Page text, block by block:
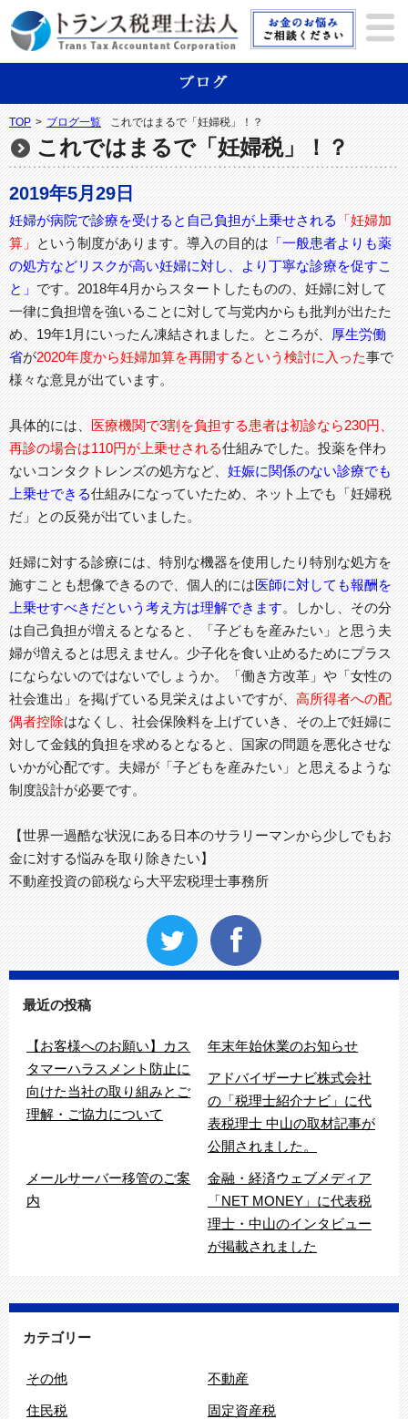
TOP > ブログ一覧 これではまるで「妊婦税」！？
これではまるで「妊婦税」！？
2019年5月29日
妊婦が病院で診療を受けると自己負担が上乗せされる 「妊婦加
算」 という制度があります。導入の目的は 「一般患者よりも薬
の処方などリスクが高い妊婦に対し、より丁寧な診療を促すこ
と」 です。2018年4月からスタートしたものの、妊婦に対して
一律に負担増を強いることに対して与党内からも批判が出たた
め、19年1月にいったん凍結されました。ところが、
厚生労働
省が2020年度から妊婦加算を再開するという検討に入った事で
様々な意見が出ています。
具体的には、 医療機関で3割を負担する患者は初診なら230円、
再診の場合は110円が上乗せされる仕組みでした。投薬を伴わ
ないコンタクトレンズの処方など、 妊娠に関係のない診療でも
上乗せできる仕組みになっていたため、ネット上でも「妊婦税
だ」との反発が出ていました。
妊婦に対する診療には、特別な機器を使用したり特別な処方を
施すことも想像できるので、個人的には医師に対しても報酬を
上乗せすべきだという考え方は理解できます。しかし、その分
は自己負担が増えるとなると、「子どもを産みたい」と思う夫
婦が増えるとは思えません。少子化を食い止めるためにプラス
にならないのではないでしょうか。「働き方改革」や「女性の
社会進出」を掲げている見栄えはよいですが、 高所得者への配
偶者控除はなくし、社会保険料を上げていき、その上で妊婦に
対して金銭的負担を求めるとなると、国家の問題を悪化させな
いかが心配です。夫婦が「子どもを産みたい」と思えるような
制度設計が必要です。
【世界一過酷な状況にある日本のサラリーマンから少しでもお
金に対する悩みを取り除きたい】
不動産投資の節税なら大平宏税理士事務所
最近の投稿
【お客様へのお願い】カス
タマーハラスメント防止に
向けた当社の取り組みとご
理解・ご協力について
年末年始休業のお知らせ
アドバイザーナビ株式会社
の「税理士紹介ナビ」に代
表税理士 中山の取材記事が
公開されました。
メールサーバー移管のご案
内
金融・経済ウェブメディア
「NET MONEY」に代表税
理士・中山のインタビュー
が掲載されました
カテゴリー
その他 不動産
住民税 固定資産税